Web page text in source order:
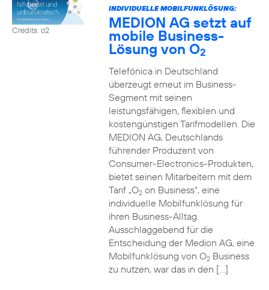
Credits: o2
INDIVIDUELLE MOBILFUNKLÖSUNG:
MEDION AG setzt auf
mobile Business-
Lösung von O2
Telefónica in Deutschland
überzeugt erneut im Business-
Segment mit seinen
leistungsfähigen, flexiblen und
kostengünstigen Tarifmodellen. Die
MEDION AG, Deutschlands
führender Produzent von
Consumer-Electronics-Produkten,
bietet seinen Mitarbeitern mit dem
Tarif „O2on Business“, eine
individuelle Mobilfunklösung für
ihren Business-Alltag.
Ausschlaggebend für die
Entscheidung der Medion AG, eine
Mobilfunklösung von O2Business
zu nutzen, war das in den […]